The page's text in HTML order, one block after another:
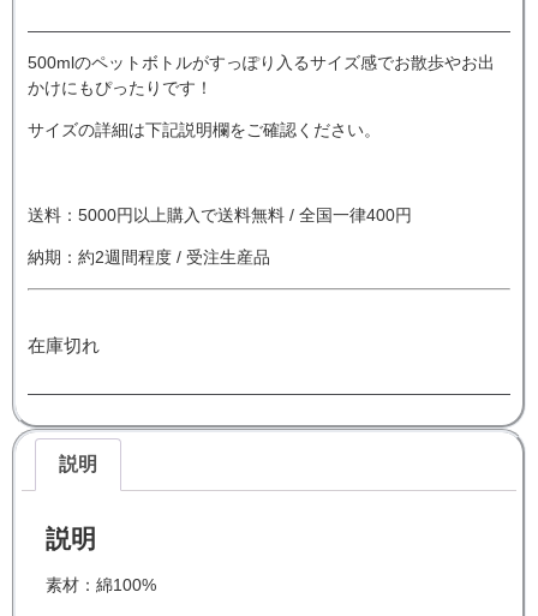
500mlのペットボトルがすっぽり入るサイズ感でお散歩やお出
かけにもぴったりです！
サイズの詳細は下記説明欄をご確認ください。
送料：5000円以上購入で送料無料 / 全国一律400円
納期：約2週間程度 / 受注生産品
在庫切れ
説明
説明
素材：綿100%